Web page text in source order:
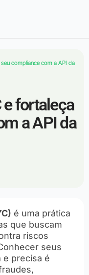
compliance com a API da
fortaleça
a API da
é uma prática
que buscam
riscos
seus
e precisa é